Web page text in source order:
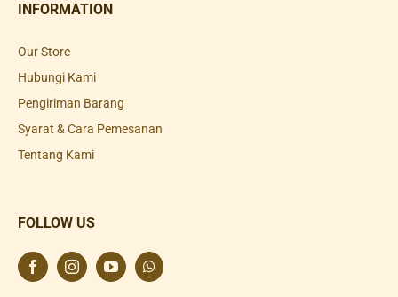
INFORMATION
Our Store
Hubungi Kami
Pengiriman Barang
Syarat & Cara Pemesanan
Tentang Kami
FOLLOW US